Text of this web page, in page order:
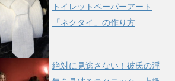
トイレットペーパーアート
「ネクタイ」の作り方
絶対に見逃さない！彼氏の浮